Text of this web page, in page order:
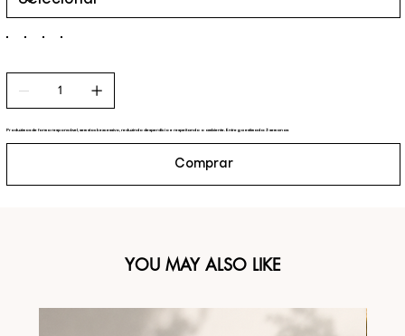
Produzimos de forma responsável, sem stock excessivo, reduzindo desperdício e respeitando o ambiente. Entrega estimada: 3 semanas
Comprar
YOU MAY ALSO LIKE